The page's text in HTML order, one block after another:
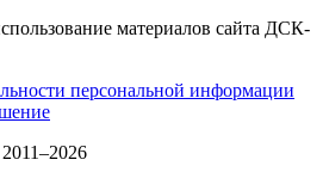
материалов сайта ДСК-
персональной информации